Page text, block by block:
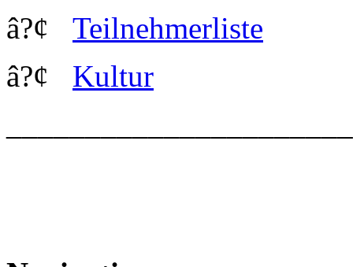
â?¢ Teilnehmerliste
â?¢ Kultur